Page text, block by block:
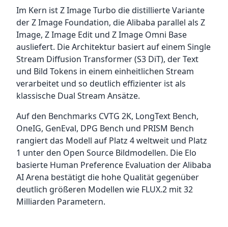
Im Kern ist Z Image Turbo die distillierte Variante
der Z Image Foundation, die Alibaba parallel als Z
Image, Z Image Edit und Z Image Omni Base
ausliefert. Die Architektur basiert auf einem Single
Stream Diffusion Transformer (S3 DiT), der Text
und Bild Tokens in einem einheitlichen Stream
verarbeitet und so deutlich effizienter ist als
klassische Dual Stream Ansätze.
Auf den Benchmarks CVTG 2K, LongText Bench,
OneIG, GenEval, DPG Bench und PRISM Bench
rangiert das Modell auf Platz 4 weltweit und Platz
1 unter den Open Source Bildmodellen. Die Elo
basierte Human Preference Evaluation der Alibaba
AI Arena bestätigt die hohe Qualität gegenüber
deutlich größeren Modellen wie FLUX.2 mit 32
Milliarden Parametern.